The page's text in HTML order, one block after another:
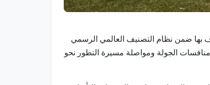
بها ضمن نظام التصنيف العالمي الرسمي
والهواة للانضمام إلى منافسات الجولة ومواصلة مسيرة التطور نحو